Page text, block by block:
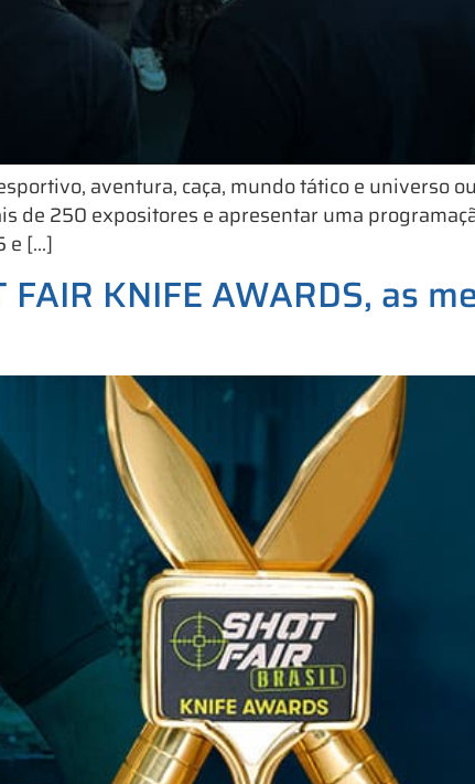
aventura, caça, mundo tático e universo
de 250 expositores e apresentar uma
e […]
KNIFE AWARDS, as